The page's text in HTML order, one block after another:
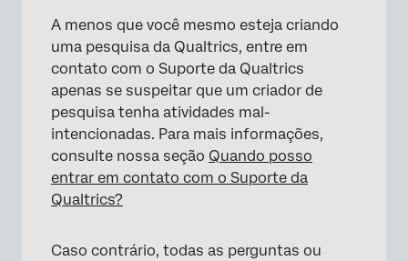
A menos que você mesmo esteja criando
uma pesquisa da Qualtrics, entre em
contato com o Suporte da Qualtrics
apenas se suspeitar que um criador de
pesquisa tenha atividades mal-
intencionadas. Para mais informações,
consulte nossa seção Quando posso
entrar em contato com o Suporte da
Qualtrics?
Caso contrário, todas as perguntas ou